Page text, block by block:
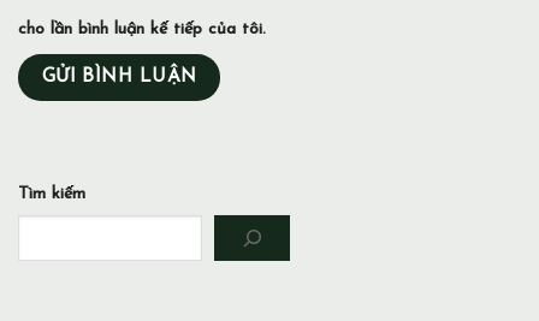
cho lần bình luận kế tiếp của tôi.
Tìm kiếm